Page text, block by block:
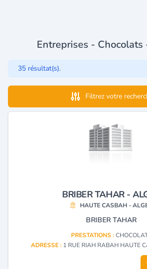
Entreprises -
35 résultat(s).
Filtrez votre
BRIBER TAHAR -
HAUTE CASBAH -
BRIBER TAHAR
PRESTATIONS :
ADRESSE : 1 RUE RIAH RABAH HAUTE